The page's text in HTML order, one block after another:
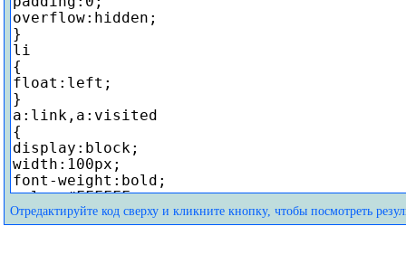
Отредактируйте код сверху и кликните кнопку, чтобы посмотреть